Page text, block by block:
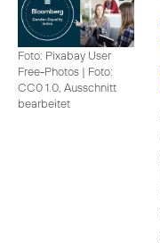
Foto: Pixabay User
Free-Photos | Foto:
CC0 1.0, Ausschnitt
bearbeitet